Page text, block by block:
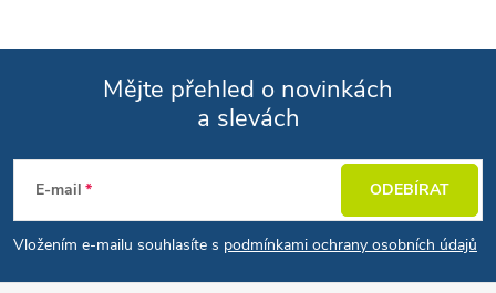
Mějte přehled o novinkách
a slevách
E-mail
Vložením e-mailu souhlasíte s podmínkami ochrany osobních údajů
ODEBÍRAT